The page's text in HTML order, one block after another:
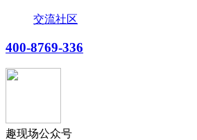
交流社区
400-8769-336
趣现场公众号